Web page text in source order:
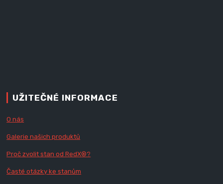
UŽITEČNÉ INFORMACE
O nás
Galerie našich produktů
Proč zvolit stan od RedX®?
Časté otázky ke stanům